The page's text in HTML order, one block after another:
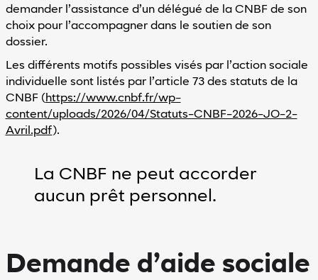
demander l’assistance d’un délégué de la CNBF de son
choix pour l’accompagner dans le soutien de son
dossier.
Les différents motifs possibles visés par l’action sociale
individuelle sont listés par l’article 73 des statuts de la
CNBF (https://www.cnbf.fr/wp-
content/uploads/2026/04/Statuts-CNBF-2026-JO-2-
Avril.pdf).
La CNBF ne peut accorder
aucun prêt personnel.
Demande d’aide sociale